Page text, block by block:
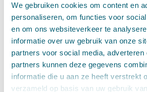
We gebruiken cookies om content en
personaliseren, om functies voor
en om ons websiteverkeer te
informatie over uw gebruik van onze
partners voor social media, adverteren
partners kunnen deze gegevens
informatie die u aan ze heeft verstrekt
verzameld op basis van uw gebruik
opgenomen in een omgevingsplan,
waterschapsverordening.
Amendement
Kamerlid Van Eijs lijkt dat te vrijblijvend
amendement beoogt aan artikel 16.55 een